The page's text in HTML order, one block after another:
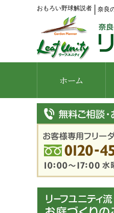
おもろい野球解説者 奈良